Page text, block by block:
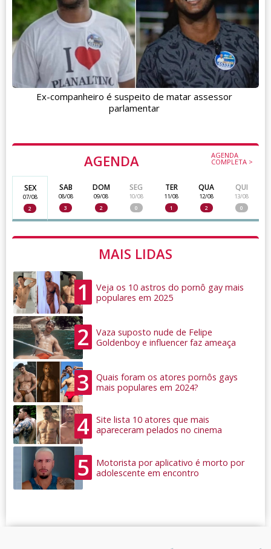
AGENDA AGENDA
COMPLETA >
SEX
07/08
2
SAB
08/08
3
DOM
09/08
2
SEG
10/08
0
TER
11/08
1
QUA
12/08
2
QUI
13/08
0
MAIS LIDAS
1
Veja os 10 astros do pornô gay mais
populares em 2025
2
Vaza suposto nude de Felipe
Goldenboy e influencer faz ameaça
3
Quais foram os atores pornôs gays
mais populares em 2024?
4
Site lista 10 atores que mais
apareceram pelados no cinema
5
Motorista por aplicativo é morto por
adolescente em encontro
Ex-companheiro é suspeito de matar assessor
parlamentar